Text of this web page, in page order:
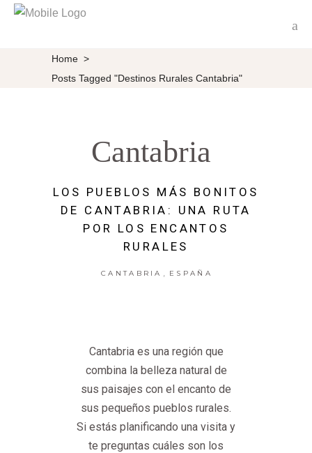
Home >
Posts Tagged "destinos Rurales Cantabria"
Cantabria
LOS PUEBLOS MÁS BONITOS
DE CANTABRIA: UNA RUTA
POR LOS ENCANTOS
RURALES
CANTABRIA ESPAÑA
Cantabria es una región que
combina la belleza natural de
sus paisajes con el encanto de
sus pequeños pueblos rurales.
Si estás planificando una visita y
te preguntas cuáles son los